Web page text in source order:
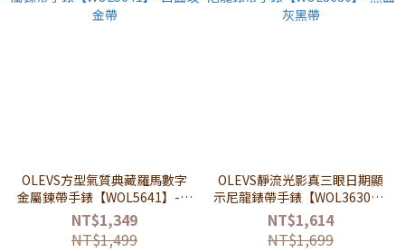
OLEVS方型氣質典藏羅馬數字
金屬鍊帶手錶【WOL5641】-白
面玫金帶
NT$1,349
NT$1,499
OLEVS靜流光影真三眼日期顯
示尼龍錶帶手錶【WOL3630】-
黑面灰黑帶
NT$1,614
NT$1,699